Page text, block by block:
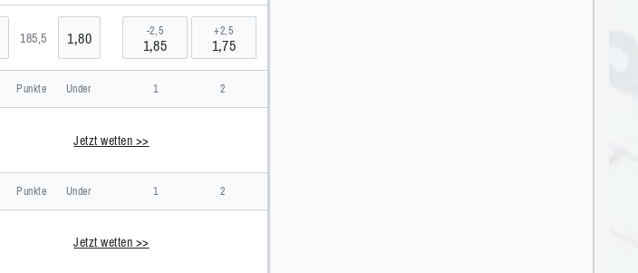
185,5 1,80 -2,5
1,85
+2,5
1,75
Punkte Under 1 2
Jetzt wetten >>
Punkte Under 1 2
Jetzt wetten >>